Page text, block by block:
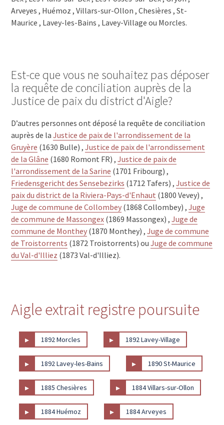
Arveyes , Huémoz , Villars-sur-Ollon , Chesières , St-
Maurice , Lavey-les-Bains , Lavey-Village ou Morcles.
Est-ce que vous ne souhaitez pas déposer
la requête de conciliation auprès de la
Justice de paix du district d'Aigle?
D’autres personnes ont déposé la requête de conciliation
auprès de laJustice de paix de l'arrondissement de la
Gruyère (1630 Bulle) ,Justice de paix de l'arrondissement
de la Glâne (1680 Romont FR) ,Justice de paix de
l'arrondissement de la Sarine (1701 Fribourg) ,
Friedensgericht des Sensebezirks (1712 Tafers) ,Justice de
paix du district de la Riviera-Pays-d'Enhaut (1800 Vevey) ,
Juge de commune de Collombey (1868 Collombey) ,Juge
de commune de Massongex (1869 Massongex) ,Juge de
commune de Monthey (1870 Monthey) ,Juge de commune
de Troistorrents (1872 Troistorrents) ouJuge de commune
du Val-d'Illiez (1873 Val-d'Illiez).
Aigle extrait registre poursuite
▸ 1892 Morcles ▸ 1892 Lavey-Village
▸ 1892 Lavey-les-Bains ▸ 1890 St-Maurice
▸ 1885 Chesières ▸ 1884 Villars-sur-Ollon
▸ 1884 Huémoz ▸ 1884 Arveyes